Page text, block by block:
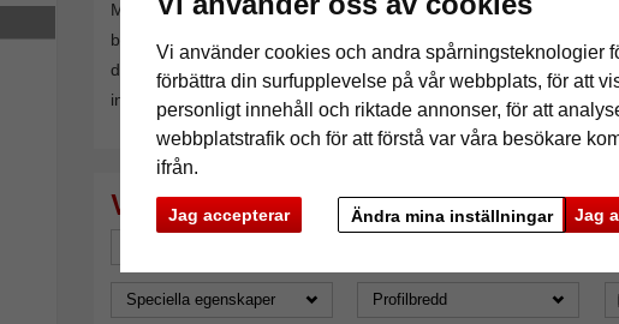
Vi använder cookies och andra spårningsteknologier
förbättra din surfupplevelse på vår webbplats, för att
personligt innehåll och riktade annonser, för att
webbplatstrafik och för att förstå var våra besökare
ifrån.
Jag accepterar Jag
Ändra mina inställningar
Med rätt ram på 60 x 80 cm kan du visa upp din tavla från dess
breda utbud av designer, färger och material hittar du
du reda på hur du hittar rätt ram med hjälp av vårt praktiska
inreder med den. Läs mer...
Speciella egenskaper Profilbredd